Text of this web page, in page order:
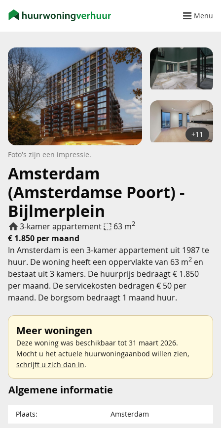
Menu
Amsterdam
(Amsterdamse Poort) -
Bijlmerplein
3-kamer appartement 63 m2
€ 1.850 per maand
+11
Foto's zijn een impressie.
In Amsterdam is een 3-kamer appartement uit 1987 te
huur. De woning heeft een oppervlakte van 63 m2 en
bestaat uit 3 kamers. De huurprijs bedraagt € 1.850
per maand. De servicekosten bedragen € 50 per
maand. De borgsom bedraagt 1 maand huur.
Meer woningen
Deze woning was beschikbaar tot 31 maart 2026.
Mocht u het actuele huurwoningaanbod willen zien,
schrijft u zich dan in.
Algemene informatie
Plaats:
Amsterdam